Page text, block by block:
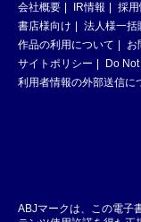
会社概要 IR情報 採用
書店様向け
法人様一括
作品の利用について
お
サイトポリシー
Do
利用者情報の外部送信に
ABJマークは、この電子